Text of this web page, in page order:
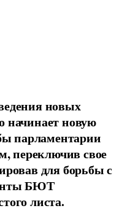
новых
новую
парламентарии
переключив свое
для борьбы с
БЮТ
листа.